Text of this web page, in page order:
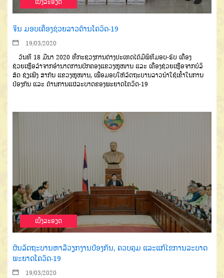
ເບີ່ງລະອຽດ
ຈີນ ມອບເຄື່ອງຊ່ວຍລາວຕ້ານໂຄວິດ-19
19/03/2020
ວັນທີ 18 ມີນາ 2020 ທີ່ກະຊວງການຕ່າງປະເທດໄດ້ມີພິທີມອບ-ຮັບ ເຄື່ອງ
ຊ່ວຍເຫຼືອລ້າຈາກອຳນາດການປົກຄອງແຂວງຫູໜານ ແລະ ເຄື່ອງຊ່ວຍເຫຼືອຈາກບໍລິ
ສັດ ຊ່ຽເຟິງ ສາກົນ ແຂວງຫູໜານ, ເພື່ອມອບໃຫ້ລັດຖະບານລາວນຳໃຊ້ເຂົ້າໃນການ
ປ້ອງກັນ ແລະ ຕ້ານການແຜ່ລະບາດຂອງພະຍາດໂຄວິດ-19
ເບີ່ງລະອຽດ
ຜົນລັດຖະບານຫາລືວຽກງານປ້ອງກັນ, ຄວບຄຸມ ແລະແກ້ໄຂການລະບາດ
ພະຍາດໂຄວິດ-19
19/03/2020